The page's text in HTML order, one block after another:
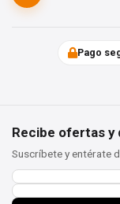
Pago
Recibe ofertas y
Suscríbete y entérate